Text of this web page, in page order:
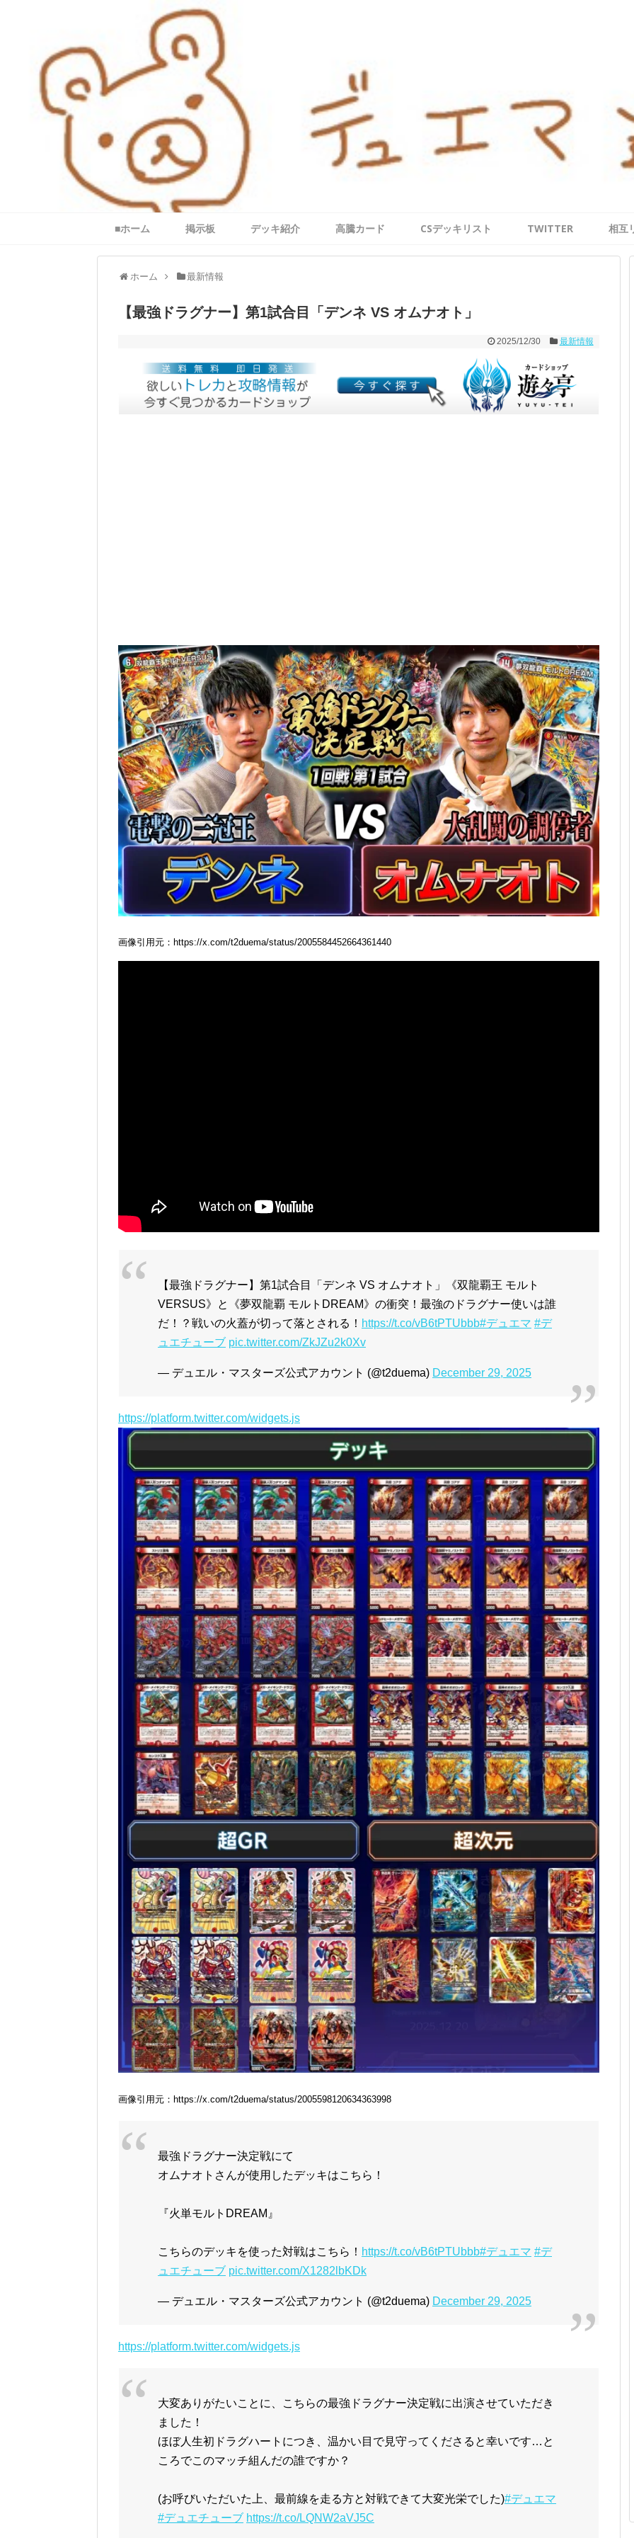
■ホーム 掲示板 デッキ紹介 高騰カード CSデッキリスト TWITTER 相互
ホーム 最新情報
【最強ドラグナー】第1試合目「デンネ VS オムナオト」
2025/12/30 最新情報
画像引用元：https://x.com/t2duema/status/2005584452664361440
【最強ドラグナー】第1試合目「デンネ VS オムナオト」《双龍覇王 モルト
VERSUS》と《夢双龍覇 モルトDREAM》の衝突！最強のドラグナー使いは誰
だ！？戦いの火蓋が切って落とされる！ https://t.co/vB6tPTUbbb#デュエマ #デ
ュエチューブ pic.twitter.com/ZkJZu2k0Xv
— デュエル・マスターズ公式アカウント (@t2duema) December 29, 2025
https://platform.twitter.com/widgets.js
画像引用元：https://x.com/t2duema/status/2005598120634363998
最強ドラグナー決定戦にて
オムナオトさんが使用したデッキはこちら！
『火単モルトDREAM』
こちらのデッキを使った対戦はこちら！ https://t.co/vB6tPTUbbb#デュエマ #デ
ュエチューブ pic.twitter.com/X1282lbKDk
— デュエル・マスターズ公式アカウント (@t2duema) December 29, 2025
https://platform.twitter.com/widgets.js
大変ありがたいことに、こちらの最強ドラグナー決定戦に出演させていただき
ました！
ほぼ人生初ドラグハートにつき、温かい目で見守ってくださると幸いです…と
ころでこのマッチ組んだの誰ですか？
(お呼びいただいた上、最前線を走る方と対戦できて大変光栄でした)#デュエマ
#デュエチューブ https://t.co/LQNW2aVJ5C